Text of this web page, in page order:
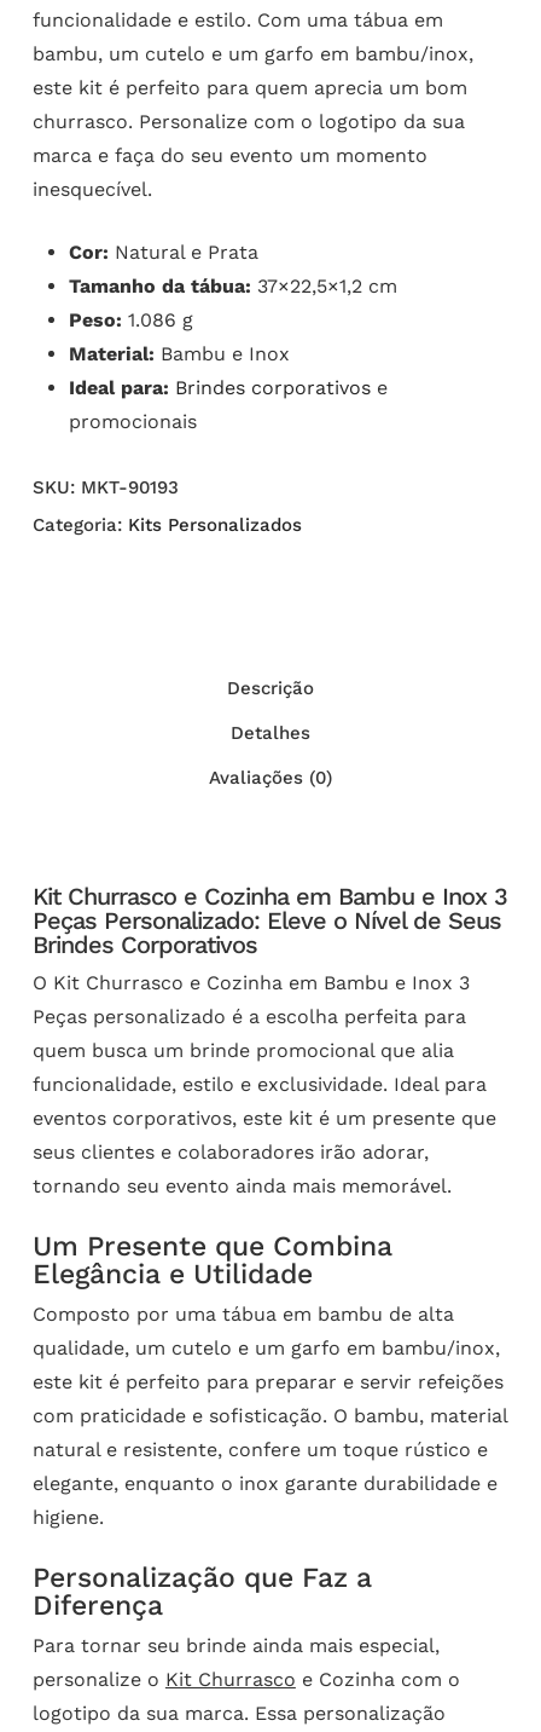
funcionalidade e estilo. Com uma tábua em
bambu, um cutelo e um garfo em bambu/inox,
este kit é perfeito para quem aprecia um bom
churrasco. Personalize com o logotipo da sua
marca e faça do seu evento um momento
inesquecível.
Cor: Natural e Prata
Tamanho da tábua: 37×22,5×1,2 cm
Peso: 1.086 g
Material: Bambu e Inox
Ideal para: Brindes corporativose
promocionais
SKU: MKT-90193
Categoria: Kits Personalizados
Descrição
Detalhes
Avaliações (0)
Kit Churrasco e Cozinha em Bambu e Inox 3
Peças Personalizado: Eleve o Nível de Seus
Brindes Corporativos
O Kit Churrasco e Cozinha em Bambu e Inox 3
Peças personalizado é a escolha perfeita para
quem busca um brinde promocional que alia
funcionalidade, estilo e exclusividade. Ideal para
eventos corporativos, este kit é um presente que
seus clientes e colaboradores irão adorar,
tornando seu evento ainda mais memorável.
Um Presente que Combina
Elegância e Utilidade
Composto por uma tábua em bambu de alta
qualidade, um cutelo e um garfo em bambu/inox,
este kit é perfeito para preparar e servir refeições
com praticidade e sofisticação. O bambu, material
natural e resistente, confere um toque rústico e
elegante, enquanto o inox garante durabilidade e
higiene.
Personalização que Faz a
Diferença
Para tornar seu brinde ainda mais especial,
personalize o Kit Churrasco e Cozinha com o
logotipo da sua marca. Essa personalização